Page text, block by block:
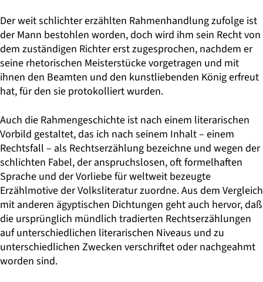
Der weit schlichter erzählten Rahmenhandlung zufolge ist
der Mann bestohlen worden, doch wird ihm sein Recht von
dem zuständigen Richter erst zugesprochen, nachdem er
seine rhetorischen Meisterstücke vorgetragen und mit
ihnen den Beamten und den kunstliebenden König erfreut
hat, für den sie protokolliert wurden.
Auch die Rahmengeschichte ist nach einem literarischen
Vorbild gestaltet, das ich nach seinem Inhalt – einem
Rechtsfall – als Rechtserzählung bezeichne und wegen der
schlichten Fabel, der anspruchslosen, oft formelhaften
Sprache und der Vorliebe für weltweit bezeugte
Erzählmotive der Volksliteratur zuordne. Aus dem Vergleich
mit anderen ägyptischen Dichtungen geht auch hervor, daß
die ursprünglich mündlich tradierten Rechtserzählungen
auf unterschiedlichen literarischen Niveaus und zu
unterschiedlichen Zwecken verschriftet oder nachgeahmt
worden sind.